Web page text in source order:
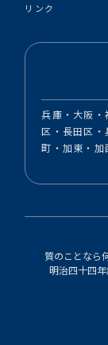
リンク
兵庫・大阪・
区・長田区・
町・加東・加
質のことなら
明治四十四